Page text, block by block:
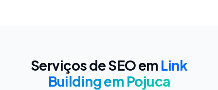
Serviços de SEO em Link
Building em Pojuca